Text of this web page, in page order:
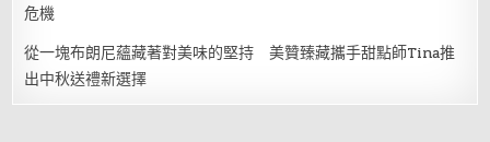
危機
從一塊布朗尼蘊藏著對美味的堅持 美贊臻藏攜手甜點師Tina推
出中秋送禮新選擇